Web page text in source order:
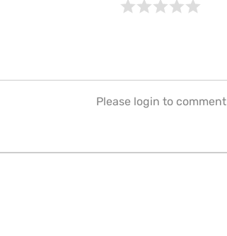
Please login to comment